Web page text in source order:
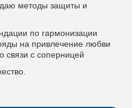
даю методы защиты и
по гармонизации
на привлечение любви
связи с соперницей